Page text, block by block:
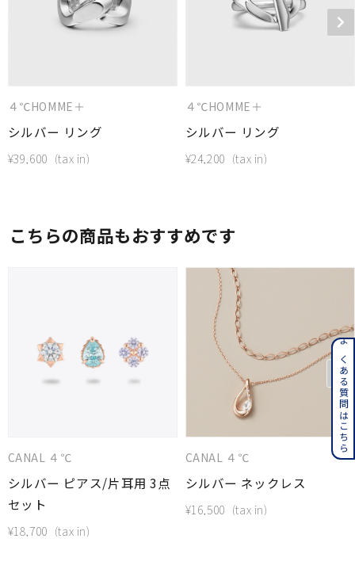
４℃HOMME＋
シルバー リング
¥39,600
４℃HOMME＋
シルバー リング
¥24,200
こちらの商品もおすすめです
CANAL ４℃
シルバー ピアス/片耳用 3点
セット
¥18,700
CANAL ４℃
シルバー ネックレス
¥16,500
よくある質問はこちら